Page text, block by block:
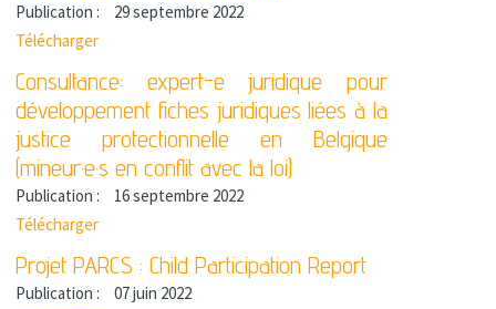
Publication :
29 septembre 2022
Télécharger
Consultance: expert-e juridique pour
développement fiches juridiques liées à la
justice protectionnelle en Belgique
(mineur·e·s en conflit avec la loi)
Publication :
16 septembre 2022
Télécharger
Projet PARCS : Child Participation Report
Publication :
07 juin 2022